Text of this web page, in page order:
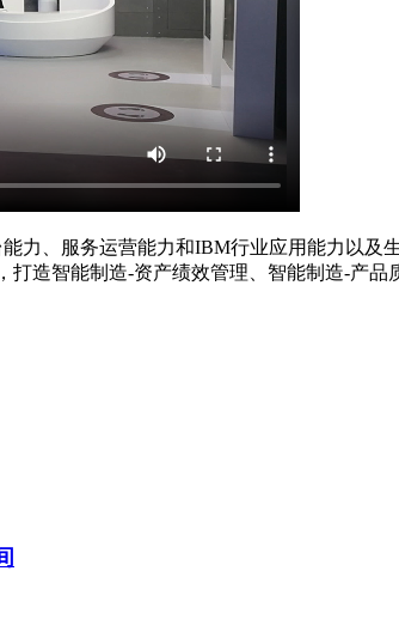
力、服务运营能力和IBM行业应用能力以
造智能制造-资产绩效管理、智能制造-产品